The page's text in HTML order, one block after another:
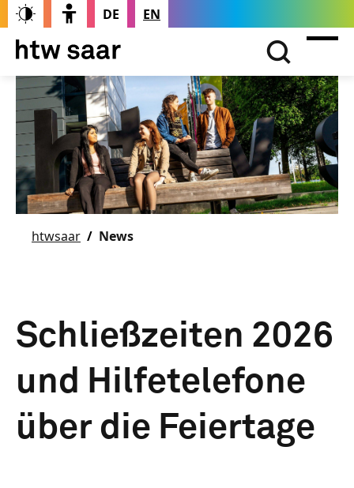
DE EN
htwsaar News
Schließzeiten 2026
und Hilfetelefone
über die Feiertage